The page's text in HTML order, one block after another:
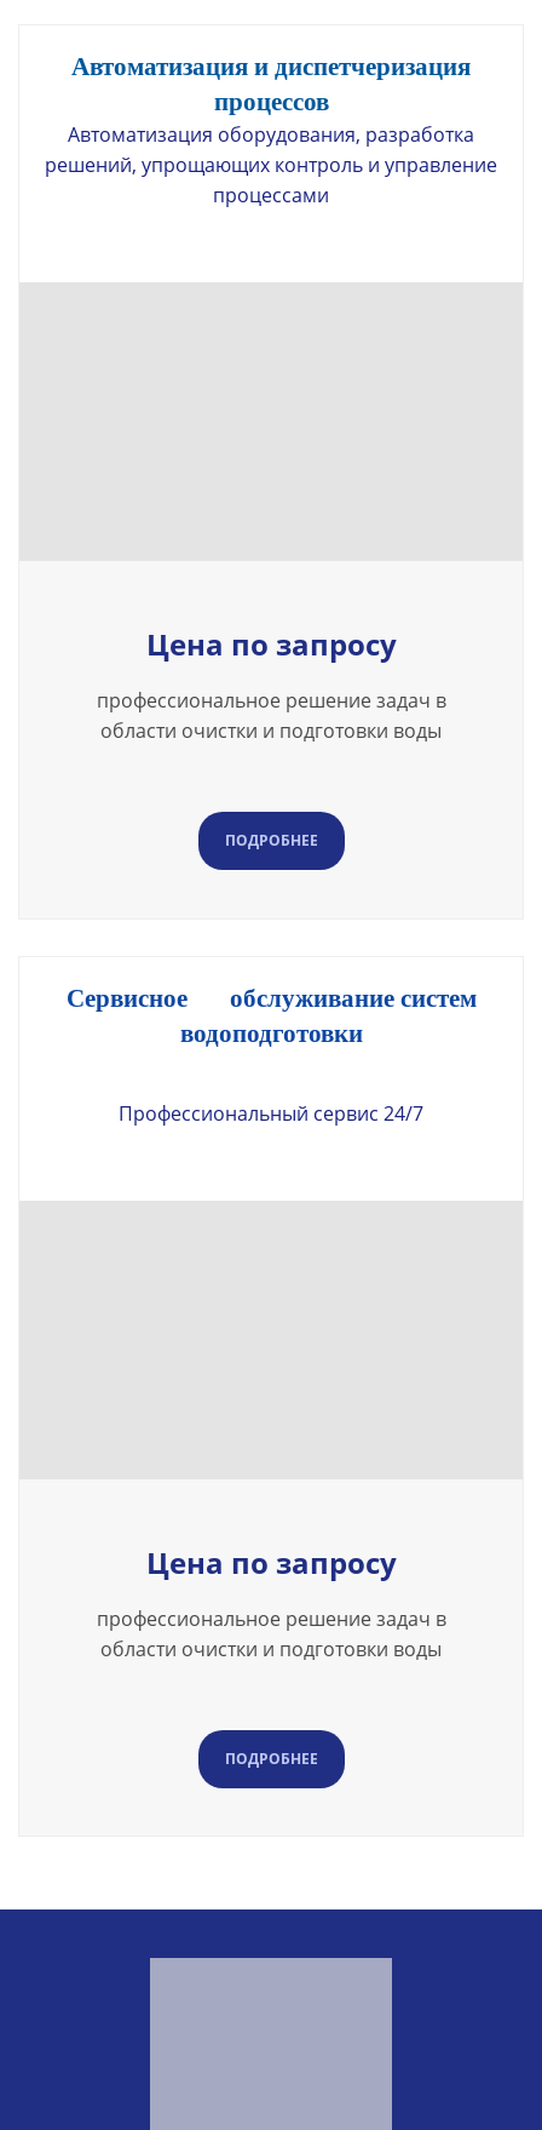
Автоматизация и диспетчеризация
процессов
Автоматизация оборудования, разработка
решений, упрощающих контроль и управление
процессами
Цена по запросу
профессиональное решение задач в
области очистки и подготовки воды
ПОДРОБНЕЕ
Сервисное обслуживание систем
водоподготовки
Профессиональный сервис 24/7
Цена по запросу
профессиональное решение задач в
области очистки и подготовки воды
ПОДРОБНЕЕ